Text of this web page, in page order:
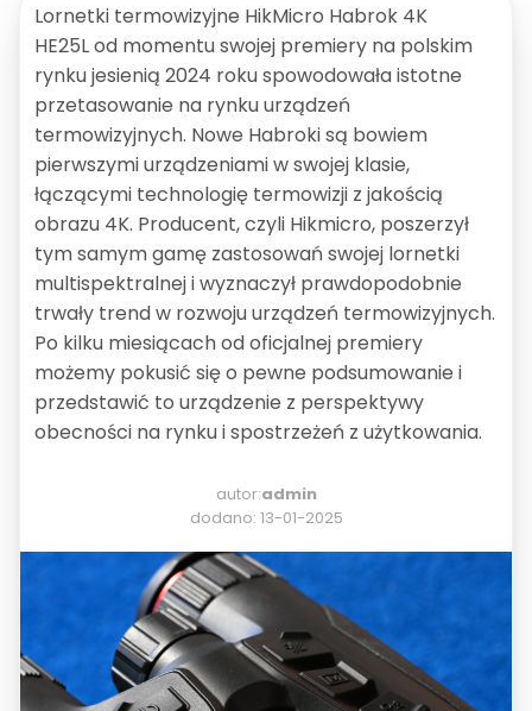
Lornetki termowizyjne HikMicro Habrok 4K
HE25L od momentu swojej premiery na polskim
rynku jesienią 2024 roku spowodowała istotne
przetasowanie na rynku urządzeń
termowizyjnych. Nowe Habroki są bowiem
pierwszymi urządzeniami w swojej klasie,
łączącymi technologię termowizji z jakością
obrazu 4K. Producent, czyli Hikmicro, poszerzył
tym samym gamę zastosowań swojej lornetki
multispektralnej i wyznaczył prawdopodobnie
trwały trend w rozwoju urządzeń termowizyjnych.
Po kilku miesiącach od oficjalnej premiery
możemy pokusić się o pewne podsumowanie i
przedstawić to urządzenie z perspektywy
obecności na rynku i spostrzeżeń z użytkowania.
autor:admin
dodano: 13-01-2025